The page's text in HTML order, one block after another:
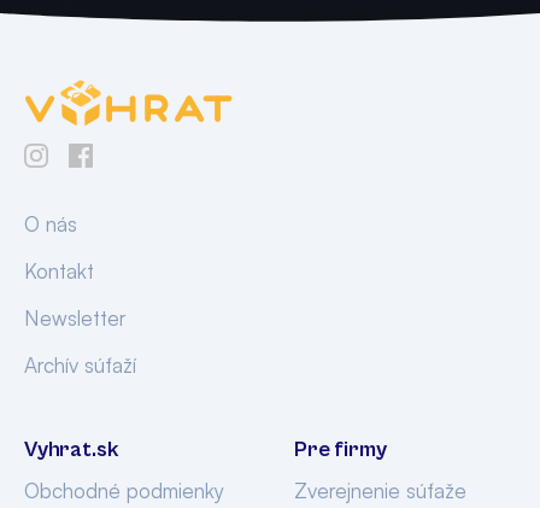
O nás
Kontakt
Newsletter
Archív súťaží
Vyhrat.sk
Obchodné podmienky
Pre firmy
Zverejnenie súťaže